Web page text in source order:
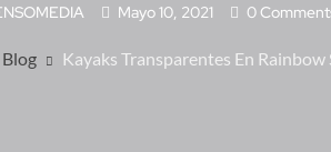
Mayo 10, 2021 0
Blog Kayaks Transparentes En Rainbow